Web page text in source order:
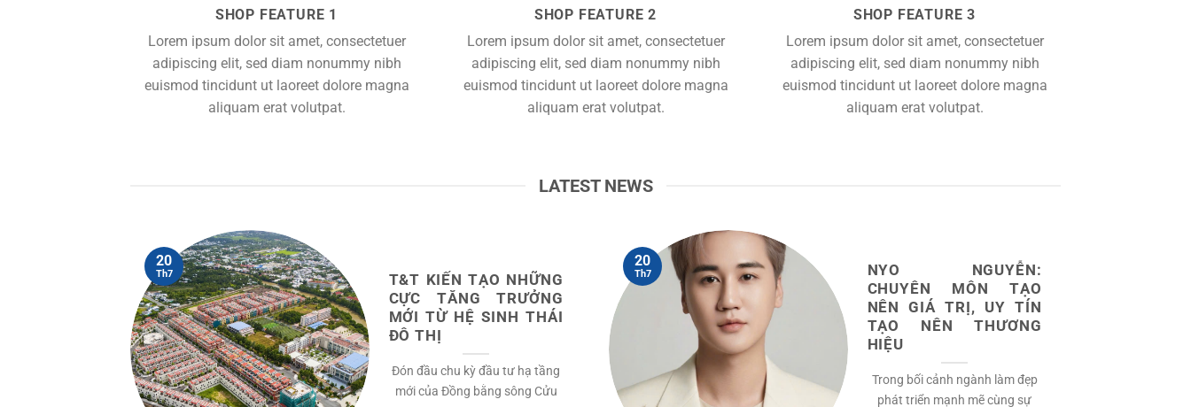
SHOP FEATURE 1
Lorem ipsum dolor sit amet, consectetuer
adipiscing elit, sed diam nonummy nibh
euismod tincidunt ut laoreet dolore magna
aliquam erat volutpat.
SHOP FEATURE 2
Lorem ipsum dolor sit amet, consectetuer
adipiscing elit, sed diam nonummy nibh
euismod tincidunt ut laoreet dolore magna
aliquam erat volutpat.
SHOP FEATURE 3
Lorem ipsum dolor sit amet, consectetuer
adipiscing elit, sed diam nonummy nibh
euismod tincidunt ut laoreet dolore magna
aliquam erat volutpat.
LATEST NEWS
T&T KIẾN TẠO NHỮNG
CỰC TĂNG TRƯỞNG
MỚI TỪ HỆ SINH THÁI
ĐÔ THỊ
Đón đầu chu kỳ đầu tư hạ tầng
mới của Đồng bằng sông Cửu
20
Th7
NYO NGUYỄN:
CHUYÊN MÔN TẠO
NÊN GIÁ TRỊ, UY TÍN
TẠO NÊN THƯƠNG
HIỆU
Trong bối cảnh ngành làm đẹp
phát triển mạnh mẽ cùng sự
20
Th7